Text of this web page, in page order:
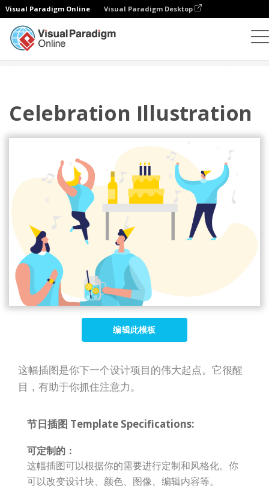
Visual Paradigm Online Visual Paradigm Desktop
Celebration Illustration
编辑此模板
这幅插图是你下一个设计项目的伟大起点。它很醒
目，有助于你抓住注意力。
节日插图 Template Specifications:
可定制的：
这幅插图可以根据你的需要进行定制和风格化。你
可以改变设计块、颜色、图像、编辑内容等。